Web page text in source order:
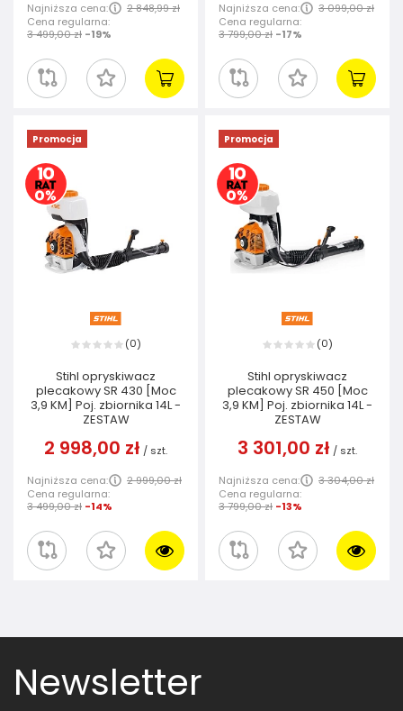
Najniższa cena:
2 848,99 zł
Cena regularna:
3 499,00 zł -19%
Najniższa cena:
3 099,00 zł
Cena regularna:
3 799,00 zł -17%
Promocja
(0)
Stihl opryskiwacz
plecakowy SR 430 [Moc
3,9 KM] Poj. zbiornika 14L -
ZESTAW
2 998,00 zł / szt.
Najniższa cena:
2 999,00 zł
Cena regularna:
3 499,00 zł -14%
Promocja
(0)
Stihl opryskiwacz
plecakowy SR 450 [Moc
3,9 KM] Poj. zbiornika 14L -
ZESTAW
3 301,00 zł / szt.
Najniższa cena:
3 304,00 zł
Cena regularna:
3 799,00 zł -13%
Newsletter